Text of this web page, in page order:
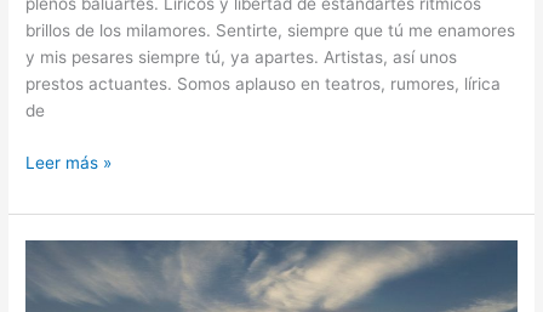
plenos baluartes. Líricos y libertad de estandartes rítmicos
brillos de los milamores. Sentirte, siempre que tú me enamores
y mis pesares siempre tú, ya apartes. Artistas, así unos
prestos actuantes. Somos aplauso en teatros, rumores, lírica
de
Leer más »
cierto